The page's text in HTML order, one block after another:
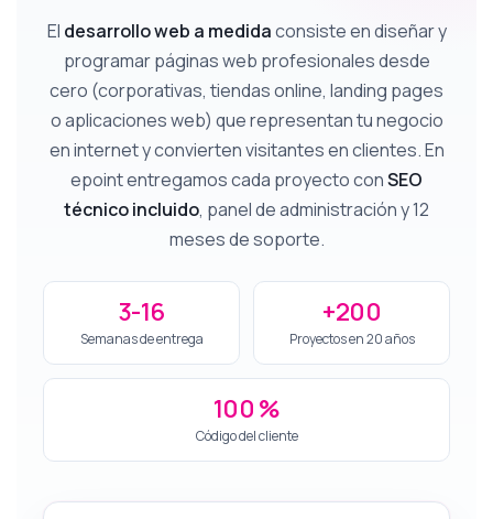
El desarrollo web a medidaconsiste en diseñar y
programar páginas web profesionales desde
cero (corporativas, tiendas online, landing pages
o aplicaciones web) que representan tu negocio
en internet y convierten visitantes en clientes. En
epoint entregamos cada proyecto conSEO
técnico incluido, panel de administración y 12
meses de soporte.
3-16
Semanas de entrega
+200
Proyectos en 20 años
100 %
Código del cliente